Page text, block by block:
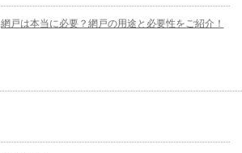
網戸は本当に必要？網戸の用途と必要性をご紹介！